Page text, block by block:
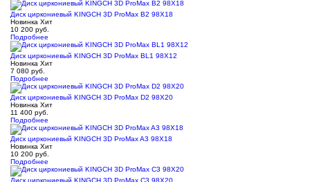
Диск циркониевый KINGCH 3D ProMax B2 98X18
Новинка Хит
10 200 руб.
Подробнее
Диск циркониевый KINGCH 3D ProMax BL1 98X12
Новинка Хит
7 080 руб.
Подробнее
Диск циркониевый KINGCH 3D ProMax D2 98X20
Новинка Хит
11 400 руб.
Подробнее
Диск циркониевый KINGCH 3D ProMax A3 98X18
Новинка Хит
10 200 руб.
Подробнее
Диск циркониевый KINGCH 3D ProMax C3 98X20